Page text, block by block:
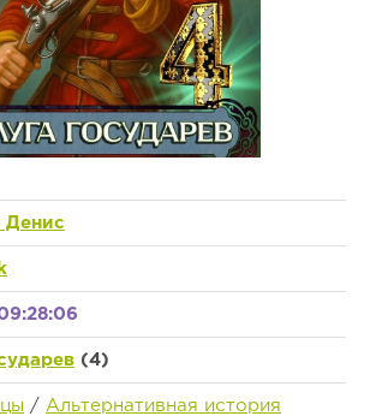
Денис
(4)
/ Альтернативная история